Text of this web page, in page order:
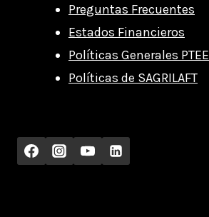
Preguntas Frecuentes
Estados Financieros
Políticas Generales PTEE
Políticas de SAGRILAFT